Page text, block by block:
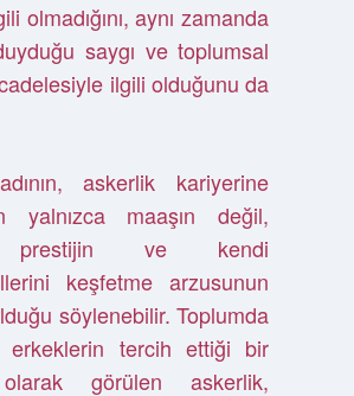
olmadığını, aynı zamanda
saygı ve toplumsal
ilgili olduğunu da
askerlik kariyerine
yalnızca maaşın değil,
prestijin ve kendi
keşfetme arzusunun
söylenebilir. Toplumda
erkeklerin tercih ettiği bir
görülen askerlik,